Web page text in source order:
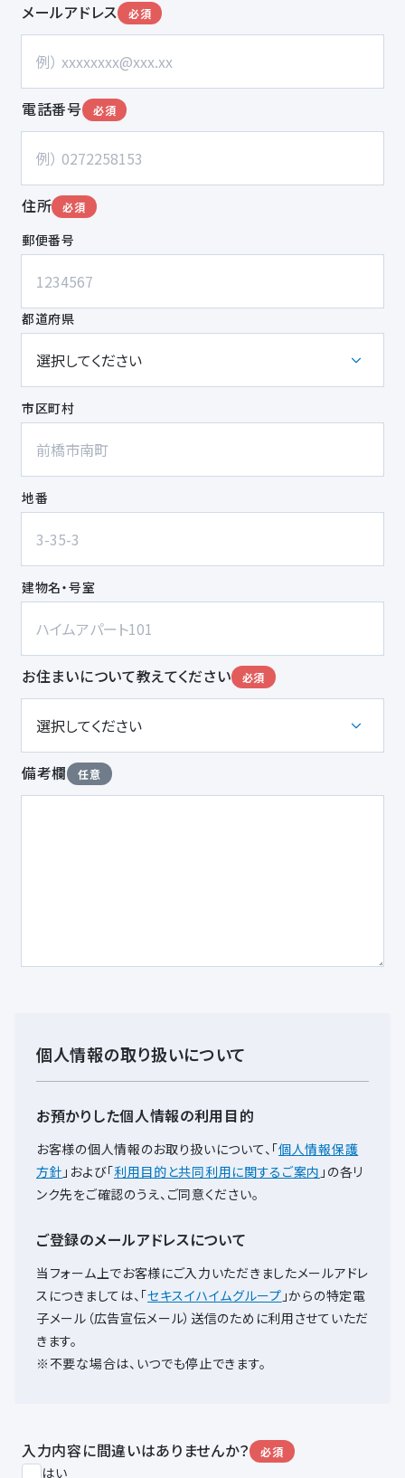
必須
メールアドレス
必須
電話番号
必須
住所
郵便番号
都道府県
市区町村
地番
建物名・号室
必須
お住まいについて教えてください
任意
備考欄
個人情報の取り扱いについて
お預かりした個人情報の利用目的
お客様の個人情報のお取り扱いについて、 「個人情報保護
方針 」および「利用目的と共同利用に関するご案内 」の各リ
ンク先をご確認のうえ、ご同意ください。
ご登録のメールアドレスについて
当フォーム上でお客様にご入力いただきましたメールアドレ
スにつきましては、 「セキスイハイムグループ 」からの特定電
子メール（広告宣伝メール）送信のために利用させていただ
きます。
※不要な場合は、いつでも停止できます。
必須
入力内容に間違いはありませんか？
はい